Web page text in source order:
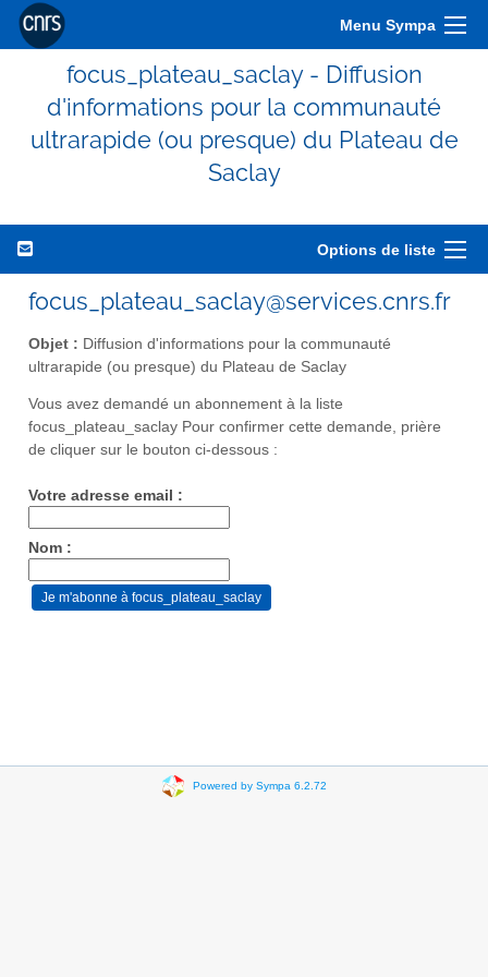
Menu Sympa
focus_plateau_saclay - Diffusion
d'informations pour la communauté
ultrarapide (ou presque) du Plateau de
Saclay
Options de liste
focus_plateau_saclay@services.cnrs.fr
Objet : Diffusion d'informations pour la communauté
ultrarapide (ou presque) du Plateau de Saclay
Vous avez demandé un abonnement à la liste
focus_plateau_saclay Pour confirmer cette demande, prière
de cliquer sur le bouton ci-dessous :
Votre adresse email :
Nom :
Powered by Sympa 6.2.72